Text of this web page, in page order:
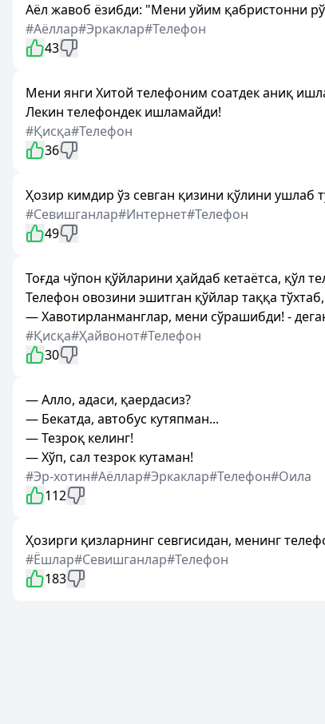
Аёл жавоб ёзибди: "Мени уйим қабристонни
#Аёллар#Эркаклар#Телефон
43
Мени янги Хитой телефоним соатдек аниқ
Лекин телефондек ишламайди!
#Қисқа#Телефон
36
Ҳозир кимдир ўз севган қизини қўлини ушлаб
#Севишганлар#Интернет#Телефон
49
Тоғда чўпон қўйларини ҳайдаб кетаётса, қўл
Телефон овозини эшитган қўйлар таққа
— Хавотирланманглар, мени сўрашибди! -
#Қисқа#Ҳайвонот#Телефон
30
— Алло, адаси, қаердасиз?
— Бекатда, автобус кутяпман...
— Тезроқ келинг!
— Хўп, сал тезрок кутаман!
#Эр-хотин#Аёллар#Эркаклар#Телефон#Оила
112
Ҳозирги қизларнинг севгисидан, менинг
#Ёшлар#Севишганлар#Телефон
183